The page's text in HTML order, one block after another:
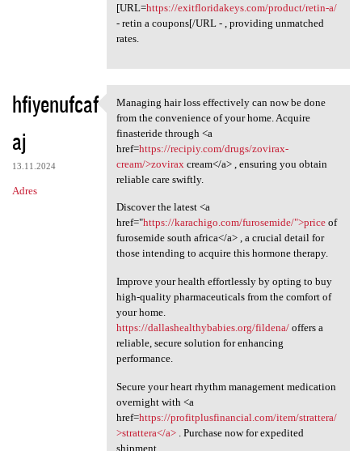
[URL=https://exitfloridakeys.com/product/retin-a/
- retin a coupons[/URL - , providing unmatched
rates.
hfiyenufcaf
aj
13.11.2024
Adres
Managing hair loss
Managing hair loss effectively can now be done
from the convenience of your home. Acquire
finasteride through <a
href=https://recipiy.com/drugs/zovirax-
cream/>zovirax cream</a> , ensuring you obtain
reliable care swiftly.
Discover the latest <a
href="https://karachigo.com/furosemide/">priceof
furosemide south africa</a> , a crucial detail for
those intending to acquire this hormone therapy.
Improve your health effortlessly by opting to buy
high-quality pharmaceuticals from the comfort of
your home.
https://dallashealthybabies.org/fildena/offers a
reliable, secure solution for enhancing
performance.
Secure your heart rhythm management medication
overnight with <a
href=https://profitplusfinancial.com/item/strattera/
>strattera</a>. Purchase now for expedited
shipment.